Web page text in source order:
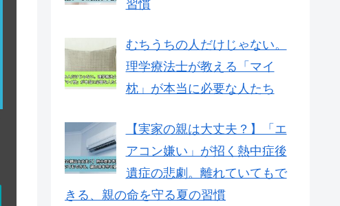
習慣
むちうちの人だけじゃない。
理学療法士が教える「マイ
枕」が本当に必要な人たち
【実家の親は大丈夫？】「エ
アコン嫌い」が招く熱中症後
遺症の悲劇。離れていてもで
きる、親の命を守る夏の習慣